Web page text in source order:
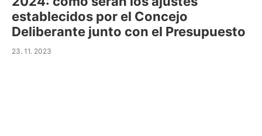
establecidos por el Concejo
Deliberante junto con el Presupuesto
23. 11. 2023